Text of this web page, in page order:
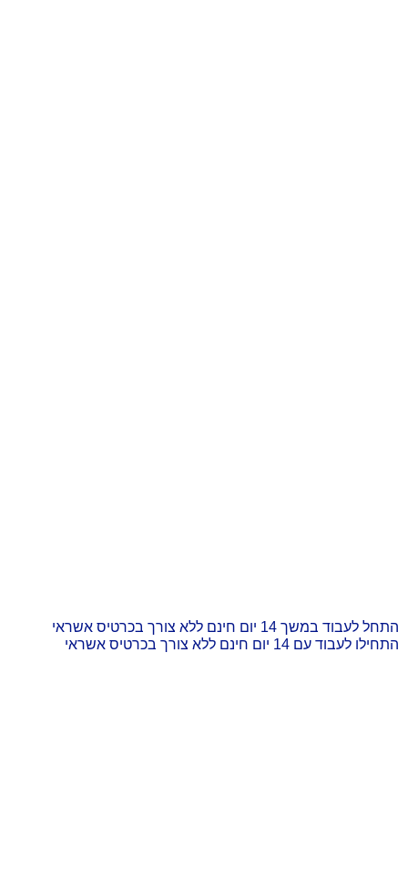
התחל לעבוד במשך 14 יום חינם ללא צורך בכרטיס אשראי
התחילו לעבוד עם 14 יום חינם ללא צורך בכרטיס אשראי